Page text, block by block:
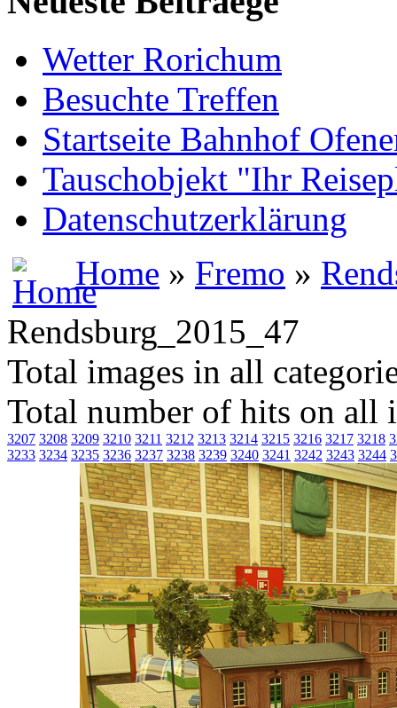
Wetter Rorichum
Besuchte Treffen
Startseite Bahnhof
Tauschobjekt "Ihr
Datenschutzerklärung
Home » Fremo »
Rendsburg_2015_47
Total images in all
Total number of hits on all
3207 3208 3209 3210 3211 3212 3213 3214 3215 3216 3217 3218
3233 3234 3235 3236 3237 3238 3239 3240 3241 3242 3243 3244